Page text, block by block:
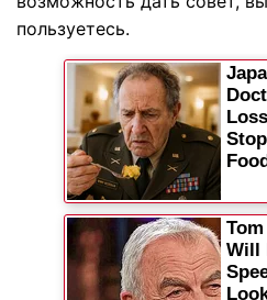
пользуетесь.